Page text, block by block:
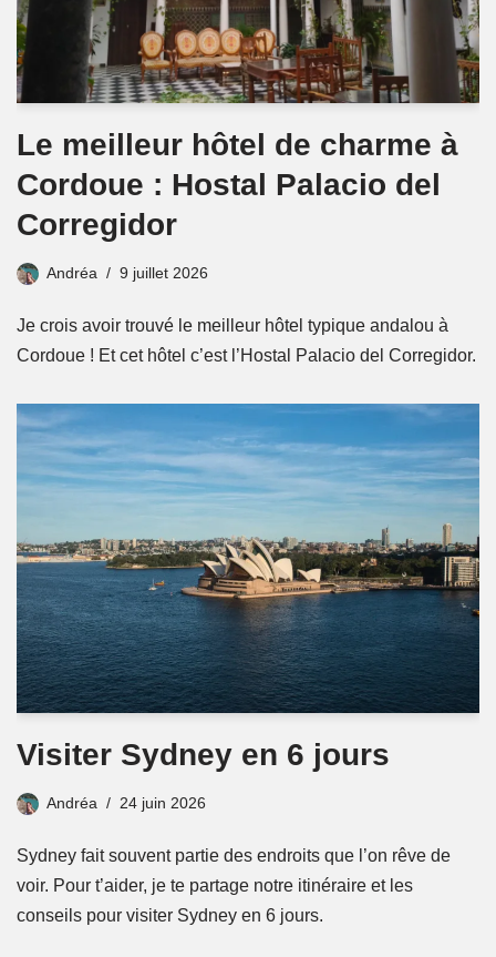
Le meilleur hôtel de charme à
Cordoue : Hostal Palacio del
Corregidor
Andréa 9 juillet 2026
Je crois avoir trouvé le meilleur hôtel typique andalou à
Cordoue ! Et cet hôtel c’est l’Hostal Palacio del Corregidor.
Visiter Sydney en 6 jours
Andréa 24 juin 2026
Sydney fait souvent partie des endroits que l’on rêve de
voir. Pour t’aider, je te partage notre itinéraire et les
conseils pour visiter Sydney en 6 jours.